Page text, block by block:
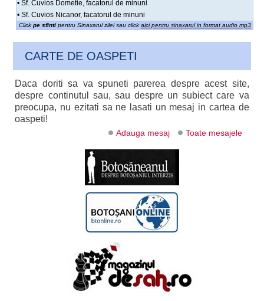
• Sf. Cuvios Dometie, facatorul de minuni
• Sf. Cuvios Nicanor, facatorul de minuni
Click pe sfintipentru Sinaxarul zilei sau click aici pentru sinaxarul in format audio mp3
CARTE DE OASPETI
Daca doriti sa va spuneti parerea despre acest site,
despre continutul sau, sau despre un subiect care va
preocupa, nu ezitati sa ne lasati un mesaj in cartea de
oaspeti!
Adauga mesaj Toate mesajele